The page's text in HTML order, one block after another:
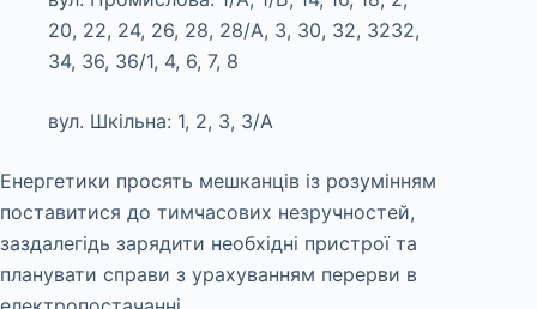
20, 22, 24, 26, 28, 28/А, 3, 30, 32, 3232,
34, 36, 36/1, 4, 6, 7, 8
вул. Шкільна: 1, 2, 3, 3/А
Енергетики просять мешканців із розумінням
поставитися до тимчасових незручностей,
заздалегідь зарядити необхідні пристрої та
планувати справи з урахуванням перерви в